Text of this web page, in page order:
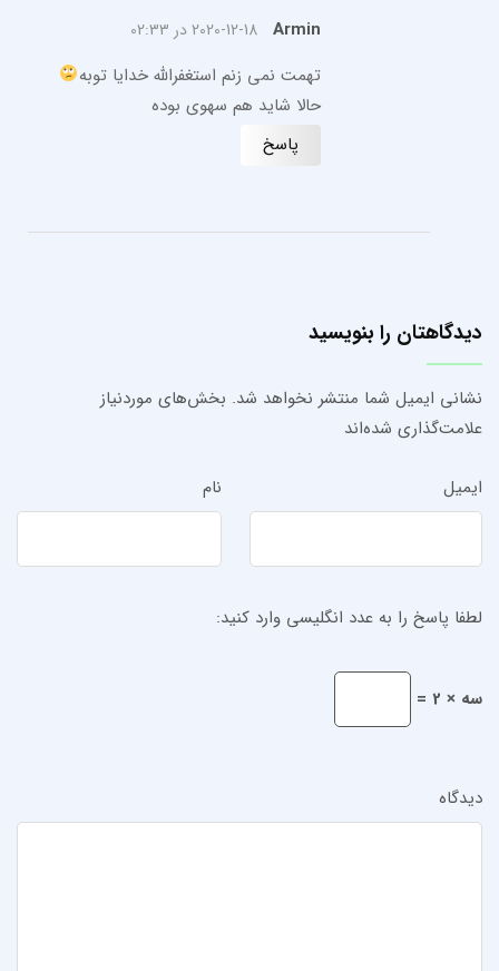
Armin 2020-12-18 در 02:33
تهمت نمی زنم استغفرالله خدایا توبه
حالا شاید هم سهوی بوده
پاسخ
دیدگاهتان را بنویسید
نشانی ایمیل شما منتشر نخواهد شد. بخش‌های موردنیاز
علامت‌گذاری شده‌اند
نام ایمیل
لطفا پاسخ را به عدد انگلیسی وارد کنید:
سه × 2 =
دیدگاه